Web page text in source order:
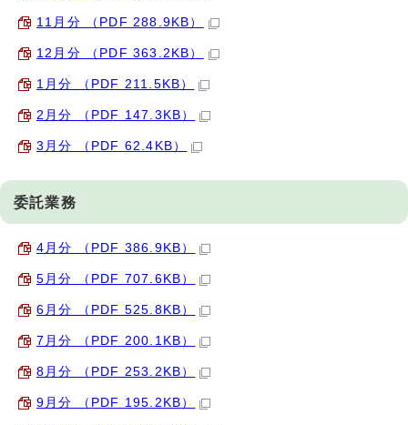
11月分 （PDF 288.9KB）
12月分 （PDF 363.2KB）
1月分 （PDF 211.5KB）
2月分 （PDF 147.3KB）
3月分 （PDF 62.4KB）
委託業務
4月分 （PDF 386.9KB）
5月分 （PDF 707.6KB）
6月分 （PDF 525.8KB）
7月分 （PDF 200.1KB）
8月分 （PDF 253.2KB）
9月分 （PDF 195.2KB）